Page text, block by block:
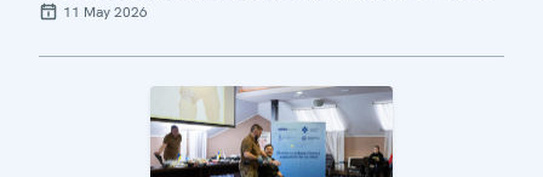
11 May 2026